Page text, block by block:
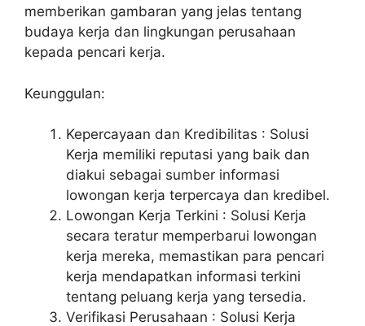
memberikan gambaran yang jelas tentang
budaya kerja dan lingkungan perusahaan
kepada pencari kerja.
Keunggulan:
Kepercayaan dan Kredibilitas : Solusi
Kerja memiliki reputasi yang baik dan
diakui sebagai sumber informasi
lowongan kerja terpercaya dan kredibel.
Lowongan Kerja Terkini : Solusi Kerja
secara teratur memperbarui lowongan
kerja mereka, memastikan para pencari
kerja mendapatkan informasi terkini
tentang peluang kerja yang tersedia.
Verifikasi Perusahaan : Solusi Kerja